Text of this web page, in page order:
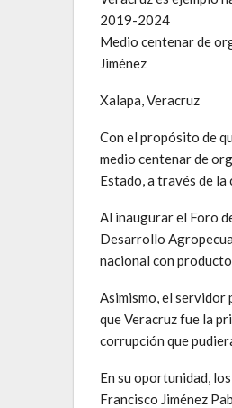
2019-2024
Medio centenar de
Jiménez
Xalapa, Veracruz
Con el propósito de
medio centenar de
Estado, a través de la
Al inaugurar el Foro
Desarrollo
nacional con
Asimismo, el servidor
que Veracruz fue la
corrupción que
En su oportunidad,
Francisco Jiménez